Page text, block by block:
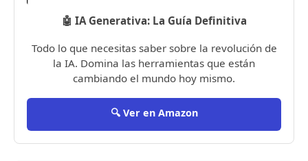
🤖 IA Generativa: La Guía Definitiva
Todo lo que necesitas saber sobre la revolución de
la IA. Domina las herramientas que están
cambiando el mundo hoy mismo.
🔍 Ver en Amazon